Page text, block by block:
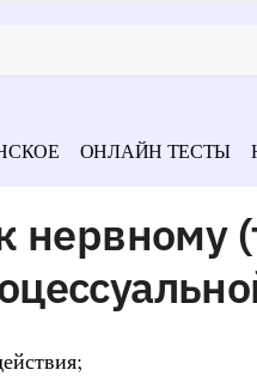
ОНЛАЙН ТЕСТЫ
нервному